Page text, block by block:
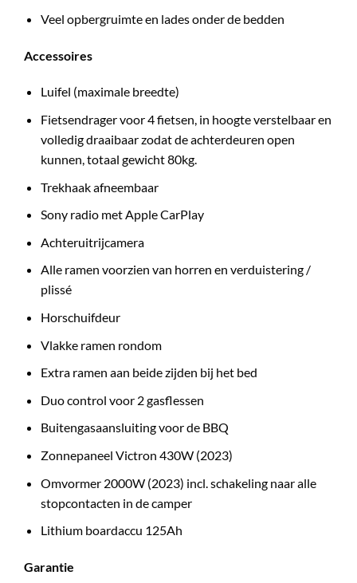
Veel opbergruimte en lades onder de bedden
Accessoires
Luifel (maximale breedte)
Fietsendrager voor 4 fietsen, in hoogte verstelbaar en
volledig draaibaar zodat de achterdeuren open
kunnen, totaal gewicht 80kg.
Trekhaak afneembaar
Sony radio met Apple CarPlay
Achteruitrijcamera
Alle ramen voorzien van horren en verduistering /
plissé
Horschuifdeur
Vlakke ramen rondom
Extra ramen aan beide zijden bij het bed
Duo control voor 2 gasflessen
Buitengasaansluiting voor de BBQ
Zonnepaneel Victron 430W (2023)
Omvormer 2000W (2023) incl. schakeling naar alle
stopcontacten in de camper
Lithium boardaccu 125Ah
Garantie